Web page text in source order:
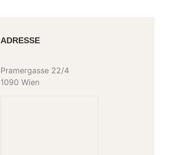
ADRESSE
Pramergasse 22/4
1090 Wien